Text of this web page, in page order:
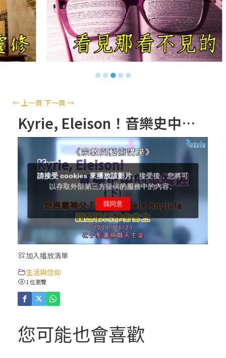
【信仰之旅】第十四集：「天主十誡(下)」
—金毓瑋 神父
【信仰之旅】第十三集：「天主十誡(上)」
—金毓瑋 神父
【信仰之旅】第十二集：「聖母、聖人」—
【信仰之旅】第十一集：「教 會」(推廣片)
【信仰之旅】第十一集：「教 會」—林必能
神父
【信仰之旅】第十集：「逾越奧蹟」— 錢玲
珠老師
(5)黃敏正主教帶你做「四旬期避靜」—【逾
人相遇
●●●●●
← 上一頁 下一頁→
Kyrie, Eleison！音樂史中的垂憐經 《下》 │ 主 講 者：安吉恩 神父 Fr. Emanuele Angiola
加入播放清單
生活與信仰
1 位瀏覽
您可能也會喜歡